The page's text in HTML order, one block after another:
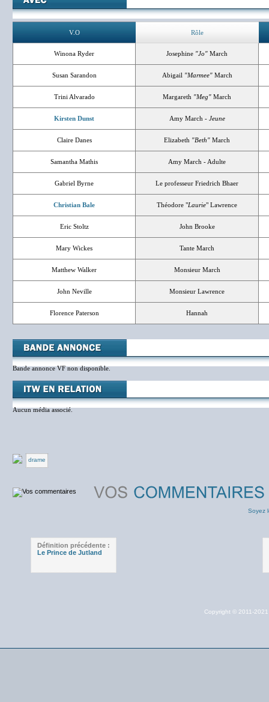
V.O Rôle
Winona Ryder Josephine "Jo" March
Susan Sarandon Abigail "Marmee"March
Trini Alvarado Margareth "Meg" March
Kirsten Dunst Amy March - Jeune
Claire Danes Elizabeth "Beth" March
Samantha Mathis Amy March - Adulte
Gabriel Byrne Le professeur Friedrich Bhaer
Christian Bale Théodore "Laurie" Lawrence
Eric Stoltz John Brooke
Mary Wickes Tante March
Matthew Walker Monsieur March
John Neville Monsieur Lawrence
Florence Paterson Hannah
Bande annonce VF non disponible.
Aucun média associé.
drame
Soyez
Définition précédente :
Le Prince de Jutland
Copyright © 2011-